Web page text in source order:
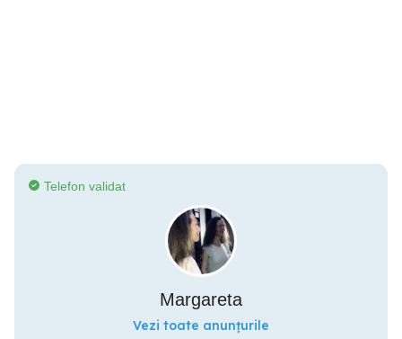
Telefon validat
Margareta
Vezi toate anunțurile